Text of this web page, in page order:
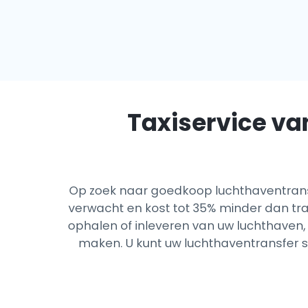
Taxiservice
Op zoek naar goedkoop
verwacht en kost tot 35% minder dan
ophalen of inleveren van uw
maken. U kunt uw